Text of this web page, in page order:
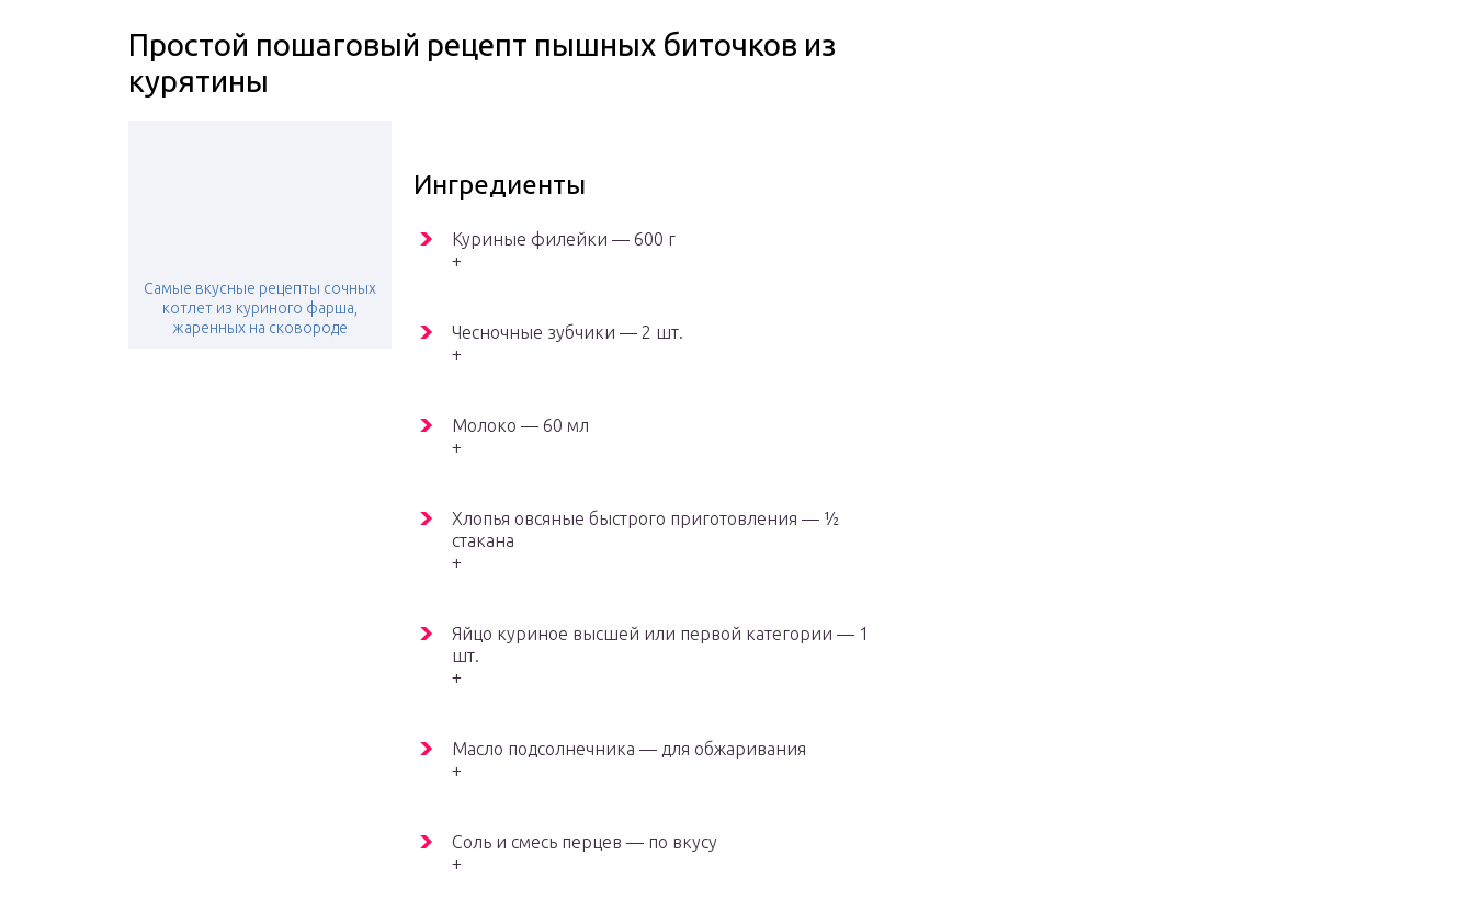
Простой пошаговый рецепт пышных биточков из
курятины
Самые вкусные рецепты сочных
котлет из куриного фарша,
жаренных на сковороде
Ингредиенты
Куриные филейки — 600 г
+
Чесночные зубчики — 2 шт.
+
Молоко — 60 мл
+
Хлопья овсяные быстрого приготовления — ½
стакана
+
Яйцо куриное высшей или первой категории — 1
шт.
+
Масло подсолнечника — для обжаривания
+
Соль и смесь перцев — по вкусу
+